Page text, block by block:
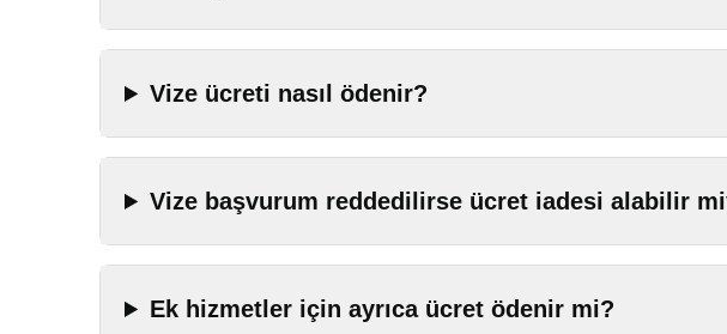
Vize ücreti nasıl ödenir?
Vize başvurum reddedilirse ücret iadesi alabilir
Ek hizmetler için ayrıca ücret ödenir mi?